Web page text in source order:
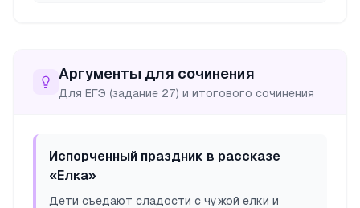
Аргументы для сочинения
Для ЕГЭ (задание 27) и итогового сочинения
Испорченный праздник в рассказе
«Елка»
Дети съедают сладости с чужой елки и